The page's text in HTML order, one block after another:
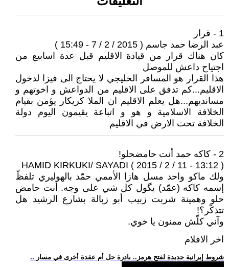
1 - قرار
عبد الرضا حمد جاسم ( 2015 / 2 / 7 - 15:49 )
كان هناك قرار من قيادة الاقليم قبل عدة اسابيع من
اجتياح داعش للموصل
هذا القرار هو المسافر الخليجي لا يحتاج الى فيزا لدخول
الاقليم...كم تدفق على الاقليم من الدواعش و اخوتهم و
مسانديهم...هل يعلم الاقليم ان الملا كريكار يؤمن بقيام
الخلافة الاسلامية و هو و اتباعة يقيمون اليوم دولة
الخلافة تحت الارض في الاقليم
2 - كاكه حمد أنت حامضحلو!
HAMID KIRKUKI/ SAYADI ( 2015 / 2 / 11 - 13:12 )
ولك ماكو واحد مسل هازا الأممي حمّد بالهوليري تلفظّ
إسمه كاكه (عمّد) يگول كل شي على وجه. أنت حامض
حلو وهمينة شربت زبيب أبو زبالة بشارع الرشيد هل
تتذكّر؟!
وآني كلّش ممنون يا خوي.
اخر الافلام
.. شروط إيرانية جديدة لفتح هرمز.. بادرة حل أم عقدة أخرى في مسار